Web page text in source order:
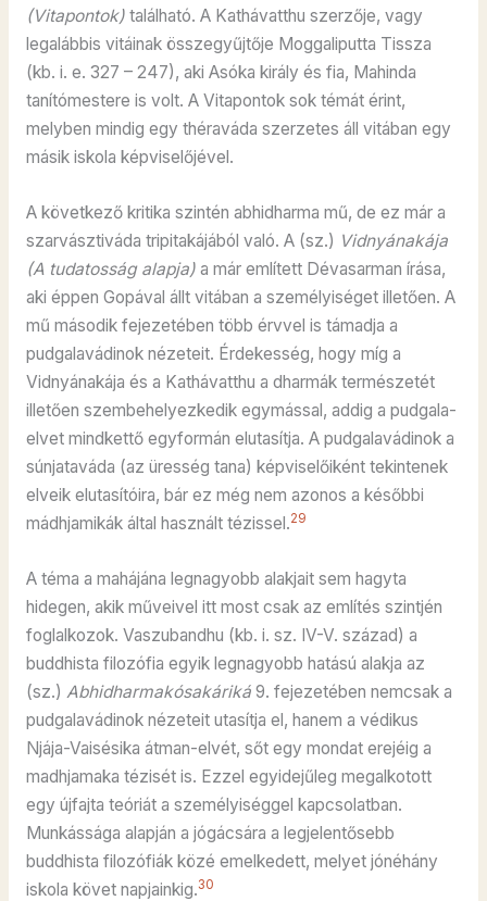
(Vitapontok)található. A Kathávatthu szerzője, vagy
legalábbis vitáinak összegyűjtője Moggaliputta Tissza
(kb. i. e. 327 – 247), aki Asóka király és fia, Mahinda
tanítómestere is volt. A Vitapontok sok témát érint,
melyben mindig egy théraváda szerzetes áll vitában egy
másik iskola képviselőjével.
A következő kritika szintén abhidharma mű, de ez már a
szarvásztiváda tripitakájából való. A (sz.) Vidnyánakája
(A tudatosság alapja) a már említett Dévasarman írása,
aki éppen Gopával állt vitában a személyiséget illetően. A
mű második fejezetében több érvvel is támadja a
pudgalavádinok nézeteit. Érdekesség, hogy míg a
Vidnyánakája és a Kathávatthu a dharmák természetét
illetően szembehelyezkedik egymással, addig a pudgala-
elvet mindkettő egyformán elutasítja. A pudgalavádinok a
súnjataváda (az üresség tana) képviselőiként tekintenek
elveik elutasítóira, bár ez még nem azonos a későbbi
mádhjamikák által használt tézissel.29
A téma a mahájána legnagyobb alakjait sem hagyta
hidegen, akik műveivel itt most csak az említés szintjén
foglalkozok. Vaszubandhu (kb. i. sz. IV-V. század) a
buddhista filozófia egyik legnagyobb hatású alakja az
(sz.) Abhidharmakósakáriká9. fejezetében nemcsak a
pudgalavádinok nézeteit utasítja el, hanem a védikus
Njája-Vaisésika átman-elvét, sőt egy mondat erejéig a
madhjamaka tézisét is. Ezzel egyidejűleg megalkotott
egy újfajta teóriát a személyiséggel kapcsolatban.
Munkássága alapján a jógácsára a legjelentősebb
buddhista filozófiák közé emelkedett, melyet jónéhány
iskola követ napjainkig.30